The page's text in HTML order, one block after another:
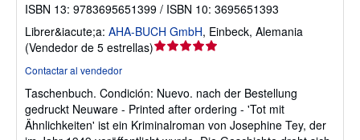
ISBN 13: 9783695651399 / ISBN 10: 3695651393
Librer&iacute;a: AHA-BUCH GmbH, Einbeck, Alemania
(Vendedor de 5 estrellas)Calificación
5
de
5
Contactar al vendedor
Taschenbuch. Condición: Nuevo. nach der Bestellung
gedruckt Neuware - Printed after ordering - 'Tot mit
Ähnlichkeiten' ist ein Kriminalroman von Josephine Tey, der